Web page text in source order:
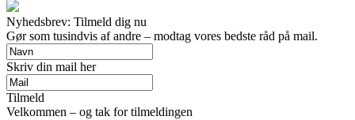
Nyhedsbrev: Tilmeld dig nu
Gør som tusindvis af andre – modtag vores bedste råd på mail.
Skriv din mail her
Tilmeld
Velkommen – og tak for tilmeldingen